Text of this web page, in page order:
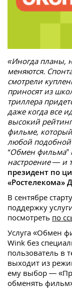
«Иногда планы,
меняются.
смотрели
приносят из
триллера
даже когда все
высокий
фильме,
любой подобной
“Обмен
настроение — и
президент по
«Ростелекома»
В сентябре
поддержку
посмотреть по
Услуга «Обмен
Wink без
пользователь в
выходит из
ему выбор —
обменять